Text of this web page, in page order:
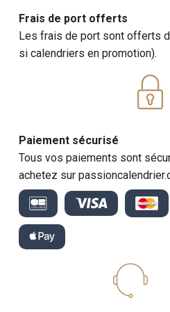
Émerveillez-vous devant la
paysages peints par les
calendrier 2027 vous
et les paysages bucoliques
Giverny" de Monet,
aux Nymphéas" de Monet.
Informations
des jardins qui ont inspiré
des conseils pour créer un
œuvres.
Calendriers 2027 :
Calendrier Les Pionniers
Frais de port offerts
Les frais de port sont offerts
si calendriers en promotion).
Paiement sécurisé
Tous vos paiements sont
achetez sur